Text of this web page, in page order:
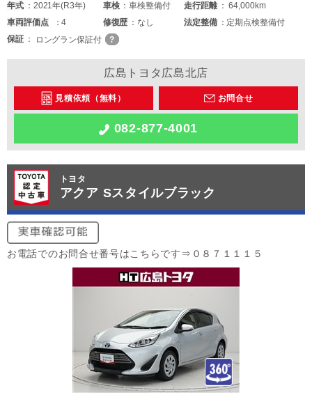
年式 2021年(R3年) 車検 車検整備付 走行距離
64,000km
車両評価点 4 修復歴 なし 法定整備
定期点検整備付
保証
ロングラン保証付
広島トヨタ広島北店
見積依頼（無料） お問合せ
082-877-4001
トヨタ
アクア Sスタイルブラック
お電話でのお問合せ番号はこちらです⇒０８７１１１５